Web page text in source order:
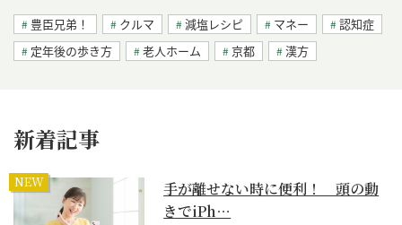
豊臣兄弟！ クルマ 減塩レシピ マネー
認知症
定年後の歩き方
老人ホーム 京都 漢方
新着記事
NEW
手が離せない時に便利！ 頭の動
きでiPh…